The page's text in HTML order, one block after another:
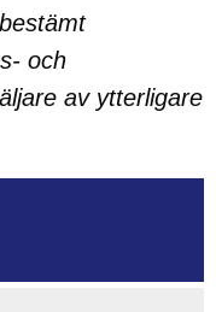
och
av ytterligare